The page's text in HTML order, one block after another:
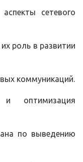
сетевого
роль в развитии
коммуникаций.
и оптимизация
по выведению